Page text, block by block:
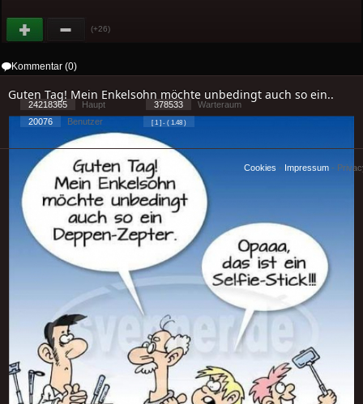
(+26)
Kommentar (0)
Guten Tag! Mein Enkelsohn möchte unbedingt auch so ein..
24218365 Haupt 378533
Warteraum
20076
Benutzer [ 1 ] - ( 1.48 )
Cookies - Impressum -